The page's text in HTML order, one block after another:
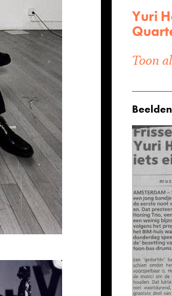
Yuri
Toon